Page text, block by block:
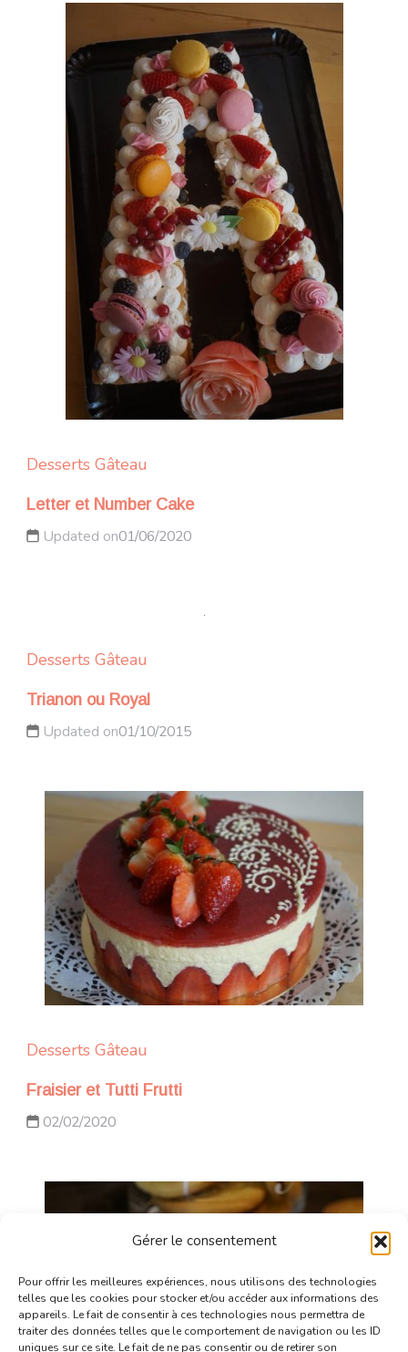
Gérer le consentement
Pour offrir les meilleures expériences, nous utilisons des technologies
telles que les cookies pour stocker et/ou accéder aux informations des
appareils. Le fait de consentir à ces technologies nous permettra de
traiter des données telles que le comportement de navigation ou les ID
uniques sur ce site. Le fait de ne pas consentir ou de retirer son
Desserts Gâteau
Letter et Number Cake
Updated on01/06/2020
Desserts Gâteau
Trianon ou Royal
Updated on01/10/2015
Desserts Gâteau
Fraisier et Tutti Frutti
02/02/2020